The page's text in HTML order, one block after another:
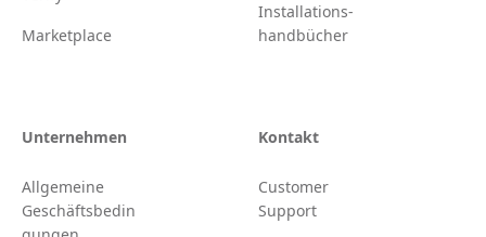
Marketplace
Installations-
handbücher
Unternehmen
Allgemeine
Geschäftsbedin
Kontakt
Customer
Support